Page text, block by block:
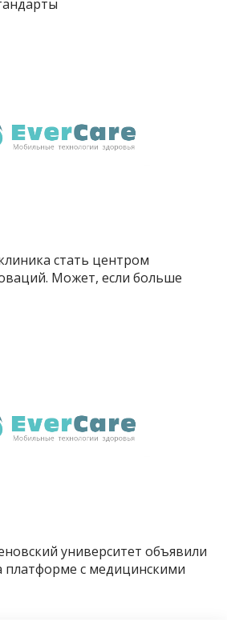
стать центром
Может, если больше
университет объявили
платформе с медицинскими